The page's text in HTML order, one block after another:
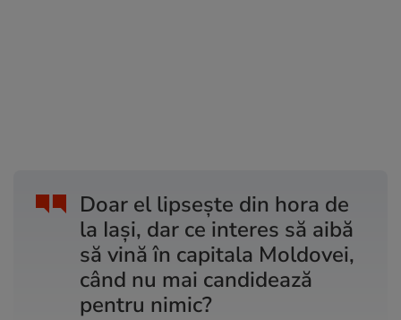
Doar el lipsește din hora de
la Iași, dar ce interes să aibă
să vină în capitala Moldovei,
când nu mai candidează
pentru nimic?